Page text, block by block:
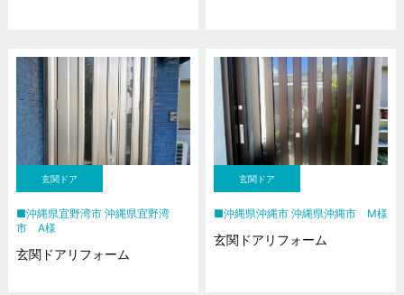
玄関ドア
沖縄県宜野湾市 沖縄県宜野湾
市 A様
玄関ドアリフォーム
玄関ドア
沖縄県沖縄市 沖縄県沖縄市 M様
玄関ドアリフォーム